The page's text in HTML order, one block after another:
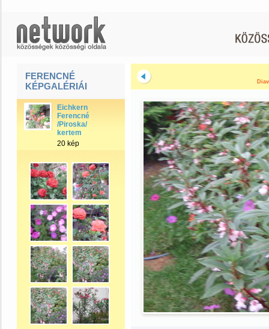
FERENCNÉ
KÉPGALÉRIÁI
Eichkern
Ferencné
/Piroska/
kertem
20 kép